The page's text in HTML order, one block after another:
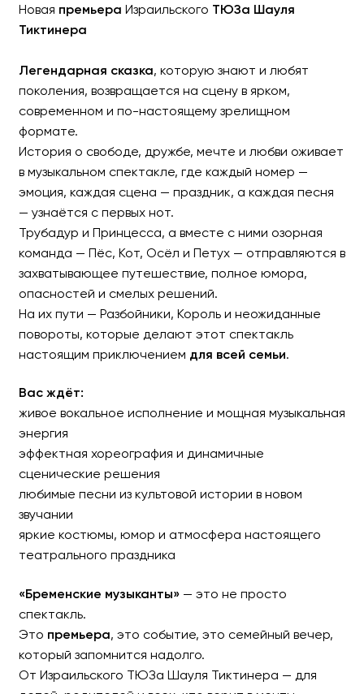
Музыкальный спектакль
Премьера в Израиле
Новая премьера Израильского ТЮЗа Шауля
Тиктинера
Легендарная сказка, которую знают и любят
поколения, возвращается на сцену в ярком,
современном и по-настоящему зрелищном
формате.
История о свободе, дружбе, мечте и любви оживает
в музыкальном спектакле, где каждый номер —
эмоция, каждая сцена — праздник, а каждая песня
— узнаётся с первых нот.
Трубадур и Принцесса, а вместе с ними озорная
команда — Пёс, Кот, Осёл и Петух — отправляются в
захватывающее путешествие, полное юмора,
опасностей и смелых решений.
На их пути — Разбойники, Король и неожиданные
повороты, которые делают этот спектакль
настоящим приключением для всей семьи.
Вас ждёт:
живое вокальное исполнение и мощная музыкальная
энергия
эффектная хореография и динамичные
сценические решения
любимые песни из культовой истории в новом
звучании
яркие костюмы, юмор и атмосфера настоящего
театрального праздника
«Бременские музыканты»— это не просто
спектакль.
Это премьера, это событие, это семейный вечер,
который запомнится надолго.
От Израильского ТЮЗа Шауля Тиктинера — для